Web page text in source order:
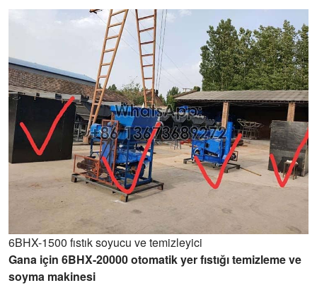
6BHX-1500 fıstık soyucu ve temizleyici
Gana için 6BHX-20000 otomatik yer fıstığı temizleme ve
soyma makinesi